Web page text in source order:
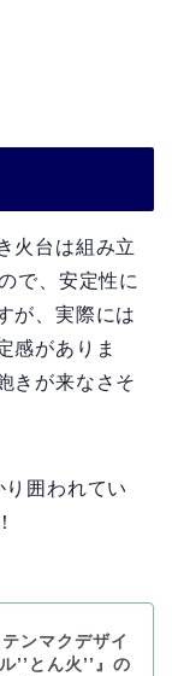
火台は組み立
で、安定性に
が、実際には
感がありま
きが来なさそ
囲われてい
ンマクデザイ
’’とん火’’』の